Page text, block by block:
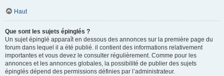
Haut
Que sont les sujets épinglés ?
Un sujet épinglé apparaît en dessous des annonces sur la première page du
forum dans lequel il a été publié. il contient des informations relativement
importantes et vous devez le consulter régulièrement. Comme pour les
annonces et les annonces globales, la possibilité de publier des sujets
épinglés dépend des permissions définies par l’administrateur.